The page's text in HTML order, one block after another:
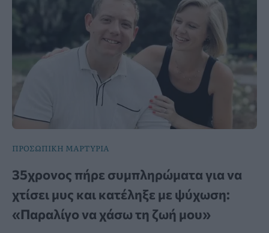
ΠΡΟΣΩΠΙΚΗ ΜΑΡΤΥΡΙΑ
35χρονος πήρε συμπληρώματα για να
χτίσει μυς και κατέληξε με ψύχωση:
«Παραλίγο να χάσω τη ζωή μου»